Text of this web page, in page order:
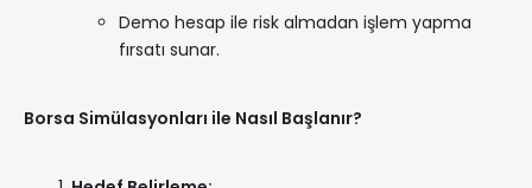
Demo hesap ile risk almadan işlem yapma
fırsatı sunar.
Borsa Simülasyonları ile Nasıl Başlanır?